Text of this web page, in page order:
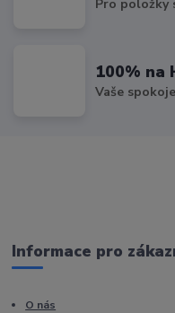
Pro položky
100% na
Vaše
Informace pro
O nás